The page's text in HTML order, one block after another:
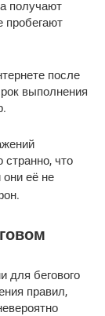
после
выполнения
странно, что
её не
для бегового
правил,